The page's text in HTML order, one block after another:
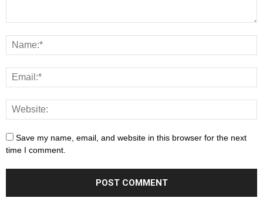
Save my name, email, and website in this browser for the next
time I comment.